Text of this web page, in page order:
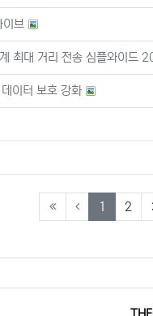
브
최대 거리 전송 심플와이드
이터 보호 강화
1 (current)
2